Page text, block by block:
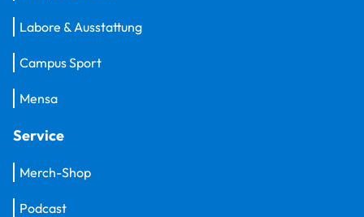
Labore & Ausstattung
Campus Sport
Mensa
Service
Merch-Shop
Podcast